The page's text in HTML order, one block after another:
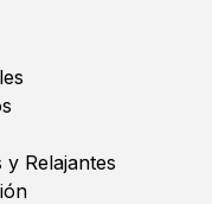
Relajantes